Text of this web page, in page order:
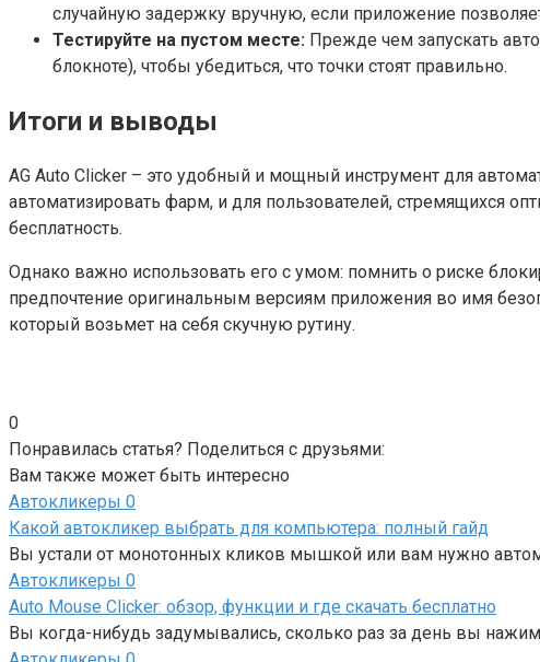
случайную задержку вручную, если приложение
Тестируйте на пустом месте: Прежде чем запускать
блокноте), чтобы убедиться, что точки стоят правильно.
Итоги и выводы
AG Auto Clicker – это удобный и мощный инструмент для
автоматизировать фарм, и для пользователей, стремящихся
бесплатность.
Однако важно использовать его с умом: помнить о риске
предпочтение оригинальным версиям приложения во имя
который возьмет на себя скучную рутину.
0
Понравилась статья? Поделиться с друзьями:
Вам также может быть интересно
Автокликеры 0
Какой автокликер выбрать для компьютера: полный гайд
Вы устали от монотонных кликов мышкой или вам нужно
Автокликеры 0
Auto Mouse Clicker: обзор, функции и где скачать бесплатно
Вы когда-нибудь задумывались, сколько раз за день вы